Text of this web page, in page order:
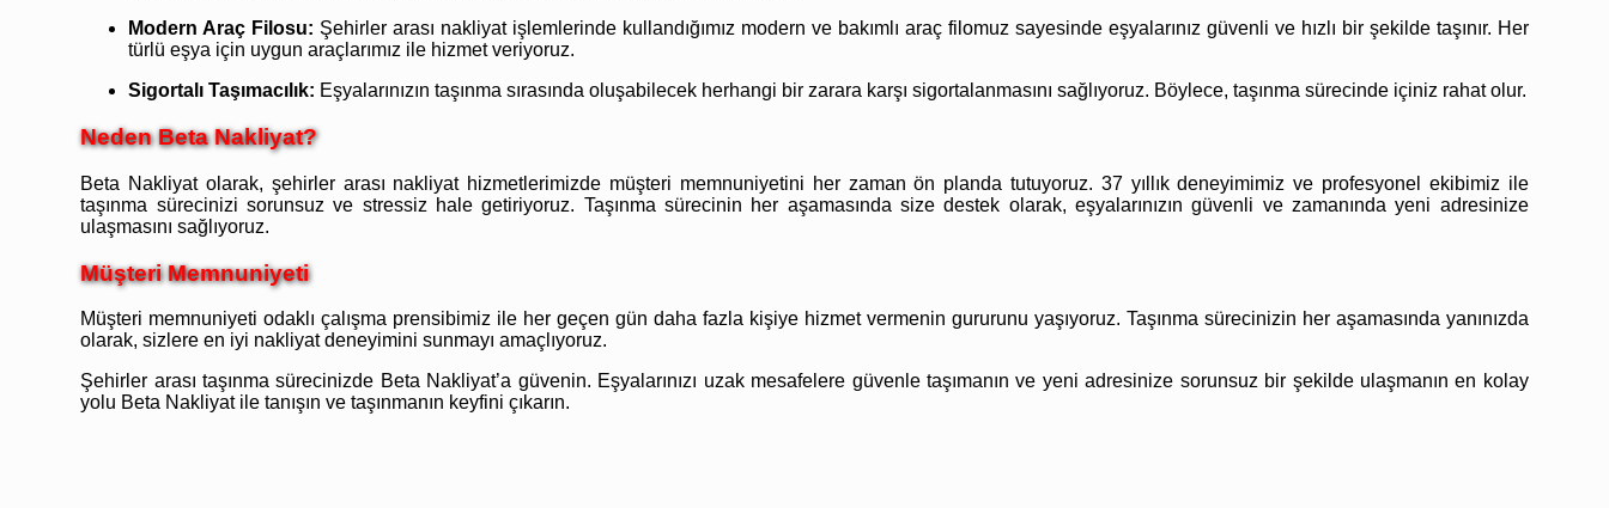
Modern Araç Filosu: Şehirler arası nakliyat işlemlerinde kullandığımız modern ve bakımlı araç filomuz sayesinde eşyalarınız güvenli ve hızlı bir şekilde taşınır. Her
türlü eşya için uygun araçlarımız ile hizmet veriyoruz.
Sigortalı Taşımacılık: Eşyalarınızın taşınma sırasında oluşabilecek herhangi bir zarara karşı sigortalanmasını sağlıyoruz. Böylece, taşınma sürecinde içiniz rahat olur.
Neden Beta Nakliyat?
Beta Nakliyat olarak, şehirler arası nakliyat hizmetlerimizde müşteri memnuniyetini her zaman ön planda tutuyoruz. 37 yıllık deneyimimiz ve profesyonel ekibimiz ile
taşınma sürecinizi sorunsuz ve stressiz hale getiriyoruz. Taşınma sürecinin her aşamasında size destek olarak, eşyalarınızın güvenli ve zamanında yeni adresinize
ulaşmasını sağlıyoruz.
Müşteri Memnuniyeti
Müşteri memnuniyeti odaklı çalışma prensibimiz ile her geçen gün daha fazla kişiye hizmet vermenin gururunu yaşıyoruz. Taşınma sürecinizin her aşamasında yanınızda
olarak, sizlere en iyi nakliyat deneyimini sunmayı amaçlıyoruz.
Şehirler arası taşınma sürecinizde Beta Nakliyat’a güvenin. Eşyalarınızı uzak mesafelere güvenle taşımanın ve yeni adresinize sorunsuz bir şekilde ulaşmanın en kolay
yolu Beta Nakliyat ile tanışın ve taşınmanın keyfini çıkarın.